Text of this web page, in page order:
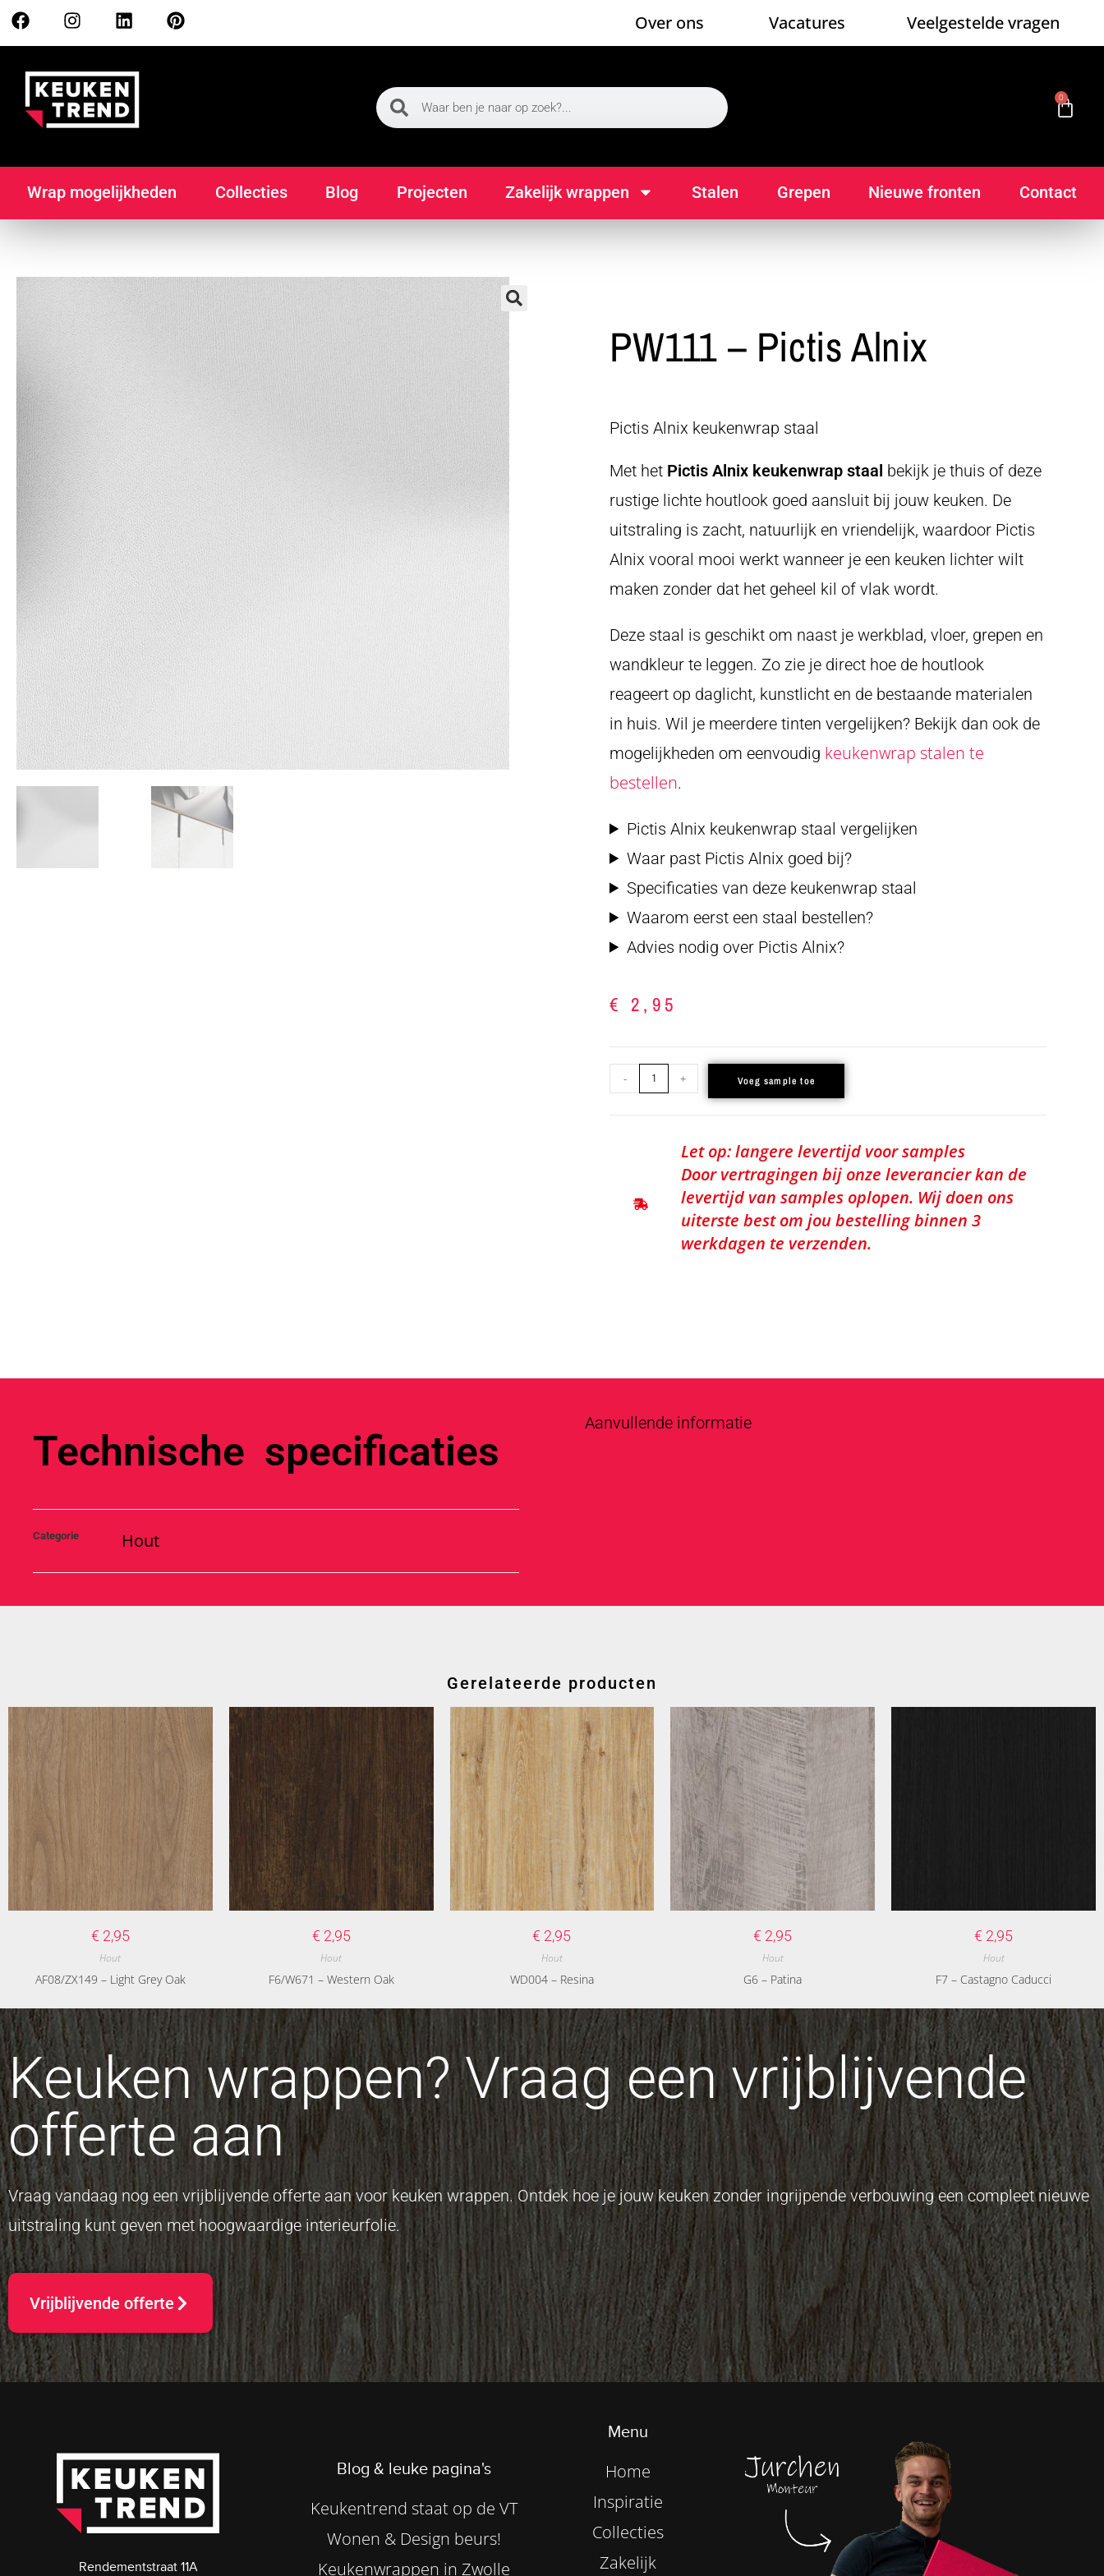
Over ons Vacatures Veelgestelde vragen
0
Wrap mogelijkheden Collecties Blog Projecten Zakelijk wrappen Stalen Grepen Nieuwe fronten Contact
PW111 – Pictis Alnix
Pictis Alnix keukenwrap staal
Met het Pictis Alnix keukenwrap staal bekijk je thuis of deze
rustige lichte houtlook goed aansluit bij jouw keuken. De
uitstraling is zacht, natuurlijk en vriendelijk, waardoor Pictis
Alnix vooral mooi werkt wanneer je een keuken lichter wilt
maken zonder dat het geheel kil of vlak wordt.
Deze staal is geschikt om naast je werkblad, vloer, grepen en
wandkleur te leggen. Zo zie je direct hoe de houtlook
reageert op daglicht, kunstlicht en de bestaande materialen
in huis. Wil je meerdere tinten vergelijken? Bekijk dan ook de
mogelijkheden om eenvoudig keukenwrap stalen te
bestellen.
Pictis Alnix keukenwrap staal vergelijken
Waar past Pictis Alnix goed bij?
Specificaties van deze keukenwrap staal
Waarom eerst een staal bestellen?
Advies nodig over Pictis Alnix?
€ 2,95
- + Voeg sample toe
Let op: langere levertijd voor samples
Door vertragingen bij onze leverancier kan de
levertijd van samples oplopen. Wij doen ons
uiterste best om jou bestelling binnen 3
werkdagen te verzenden.
Technische specificaties
Categorie Hout
Aanvullende informatie
Gerelateerde producten
€ 2,95
Hout
AF08/ZX149 – Light Grey Oak
€ 2,95
Hout
F6/W671 – Western Oak
€ 2,95
Hout
WD004 – Resina
€ 2,95
Hout
G6 – Patina
€ 2,95
Hout
F7 – Castagno Caducci
Keuken wrappen? Vraag een vrijblijvende
offerte aan
Vraag vandaag nog een vrijblijvende offerte aan voor keuken wrappen. Ontdek hoe je jouw keuken zonder ingrijpende verbouwing een compleet nieuwe
uitstraling kunt geven met hoogwaardige interieurfolie.
Vrijblijvende offerte
Rendementstraat 11A
Blog & leuke pagina's
Keukentrend staat op de VT
Wonen & Design beurs!
Keukenwrappen in Zwolle
Menu
Home
Inspiratie
Collecties
Zakelijk